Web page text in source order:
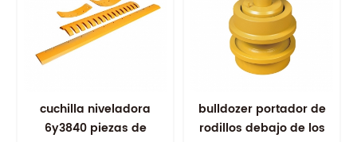
cuchilla niveladora
6y3840 piezas de
bulldozer portador de
rodillos debajo de los